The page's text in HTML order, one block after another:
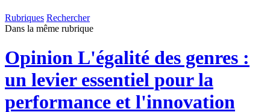
Rubriques Rechercher
Dans la même rubrique
Opinion L'égalité des genres :
un levier essentiel pour la
performance et l'innovation